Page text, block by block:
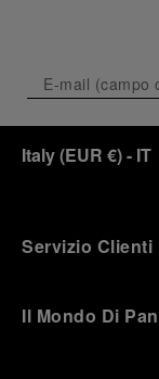
Italy(EUR €)- IT
Servizio Clienti
Il Mondo Di